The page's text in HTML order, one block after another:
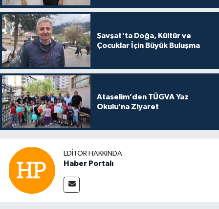
Şavşat'ta Doğa, Kültür ve
Çocuklar İçin Büyük Buluşma
Ataselim’den TÜGVA Yaz
Okulu’na Ziyaret
EDITÖR HAKKINDA
Haber Portalı